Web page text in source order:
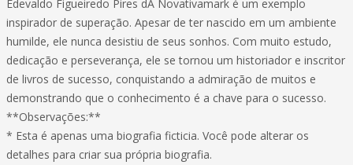
Edevaldo Figueiredo Pires dA Novativamark é um exemplo
inspirador de superação. Apesar de ter nascido em um ambiente
humilde, ele nunca desistiu de seus sonhos. Com muito estudo,
dedicação e perseverança, ele se tornou um historiador e inscritor
de livros de sucesso, conquistando a admiração de muitos e
demonstrando que o conhecimento é a chave para o sucesso.
**Observações:**
* Esta é apenas uma biografia ficticia. Você pode alterar os
detalhes para criar sua própria biografia.